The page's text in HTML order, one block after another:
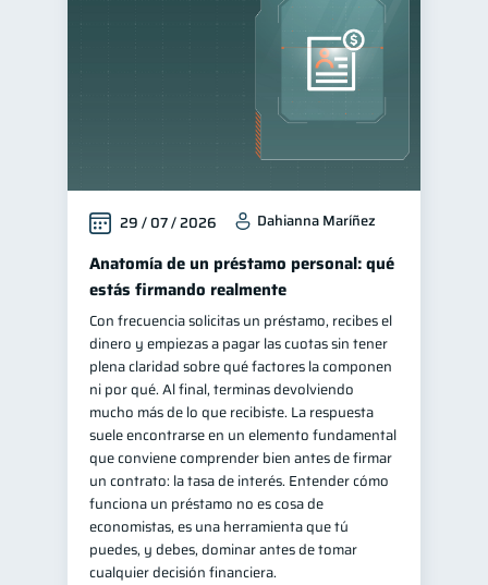
1
Educación Financiera 1
Mipymes 1
Información financiera 1
inversiones 1
Salud mental 1 ahorro
Doble sueldo 1
Gasto responsable 1
información financiera
29 / 07 / 2026 Dahianna Maríñez
Anatomía de un préstamo personal: qué
estás firmando realmente
Con frecuencia solicitas un préstamo, recibes el
dinero y empiezas a pagar las cuotas sin tener
plena claridad sobre qué factores la componen
ni por qué. Al final, terminas devolviendo
mucho más de lo que recibiste. La respuesta
suele encontrarse en un elemento fundamental
que conviene comprender bien antes de firmar
un contrato: la tasa de interés. Entender cómo
funciona un préstamo no es cosa de
economistas, es una herramienta que tú
puedes, y debes, dominar antes de tomar
cualquier decisión financiera.